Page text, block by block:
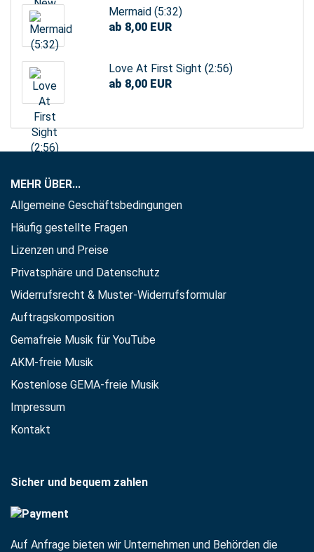
Mermaid (5:32)
ab 8,00 EUR
Love At First Sight (2:56)
ab 8,00 EUR
MEHR ÜBER...
Allgemeine Geschäftsbedingungen
Häufig gestellte Fragen
Lizenzen und Preise
Privatsphäre und Datenschutz
Widerrufsrecht & Muster-Widerrufsformular
Auftragskomposition
Gemafreie Musik für YouTube
AKM-freie Musik
Kostenlose GEMA-freie Musik
Impressum
Kontakt
Sicher und bequem zahlen
Auf Anfrage bieten wir Unternehmen und Behörden die